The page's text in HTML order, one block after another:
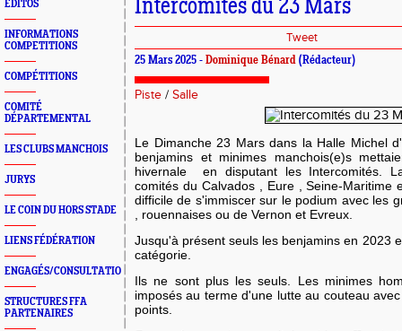
EDITOS
INFORMATIONS
COMPETITIONS
COMPÉTITIONS
COMITÉ
DÉPARTEMENTAL
LES CLUBS MANCHOIS
JURYS
LE COIN DU HORS STADE
LIENS FÉDÉRATION
ENGAGÉS/CONSULTATION
STRUCTURES FFA
PARTENAIRES
Intercomités du 23 Mars
Tweet
25 Mars 2025 - Dominique Bénard (Rédacteur)
Piste / Salle
Le Dimanche 23 Mars dans la Halle Michel
benjamins et minimes manchois(e)s
hivernale en disputant les Intercomités.
comités du Calvados , Eure , Seine-Maritime
difficile de s'immiscer sur le podium avec les
, rouennaises ou de Vernon et Evreux.
Jusqu'à présent seuls les benjamins en 2023
catégorie.
Ils ne sont plus les seuls. Les minimes
imposés au terme d'une lutte au couteau
points.